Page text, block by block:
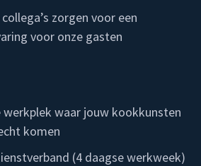
zorgen voor een
voor onze gasten
werkplek waar jouw kookkunsten
komen
(4 daagse werkweek)